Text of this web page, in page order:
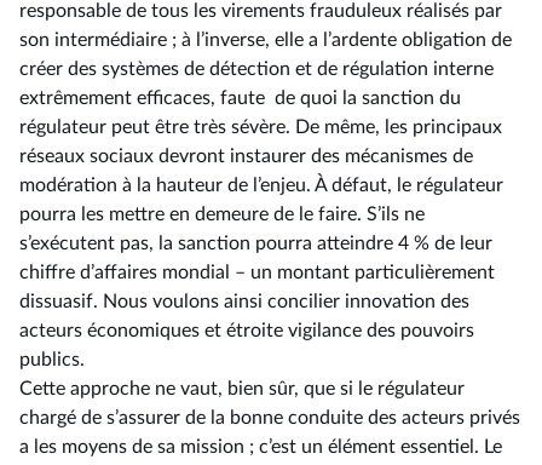
responsable de tous les virements frauduleux réalisés par
son intermédiaire ; à l’inverse, elle a l’ardente obligation de
créer des systèmes de détection et de régulation interne
extrêmement efficaces, faute de quoi la sanction du
régulateur peut être très sévère. De même, les principaux
réseaux sociaux devront instaurer des mécanismes de
modération à la hauteur de l’enjeu. À défaut, le régulateur
pourra les mettre en demeure de le faire. S’ils ne
s’exécutent pas, la sanction pourra atteindre 4 % de leur
chiffre d’affaires mondial –⁠ un montant particulièrement
dissuasif. Nous voulons ainsi concilier innovation des
acteurs économiques et étroite vigilance des pouvoirs
publics.
Cette approche ne vaut, bien sûr, que si le régulateur
chargé de s’assurer de la bonne conduite des acteurs privés
a les moyens de sa mission ; c’est un élément essentiel. Le